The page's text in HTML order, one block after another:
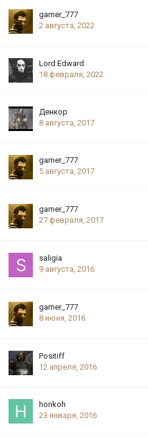
gamer_777
2 августа, 2022
Lord Edward
18 февраля, 2022
Денкоp
8 августа, 2017
gamer_777
5 августа, 2017
gamer_777
27 февраля, 2017
saligia
9 августа, 2016
gamer_777
8 июня, 2016
Positiff
12 апреля, 2016
honkoh
23 января, 2016